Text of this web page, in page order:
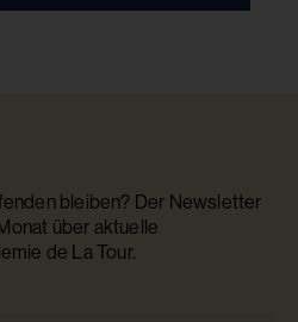
bleiben? Der Newsletter
über aktuelle
de La Tour.